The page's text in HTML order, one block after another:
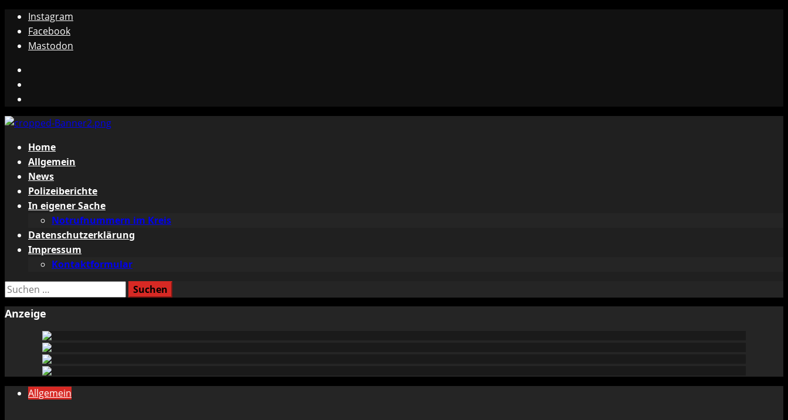
Zum
Inhalt
springen
Instagram
Facebook
Mastodon
Primäres
Menü
Home
Allgemein
News
Polizeiberichte
In eigener Sache
Notrufnummern im Kreis
Datenschutzerklärung
Impressum
Kontaktformular
Suchen
Anzeige
Allgemein